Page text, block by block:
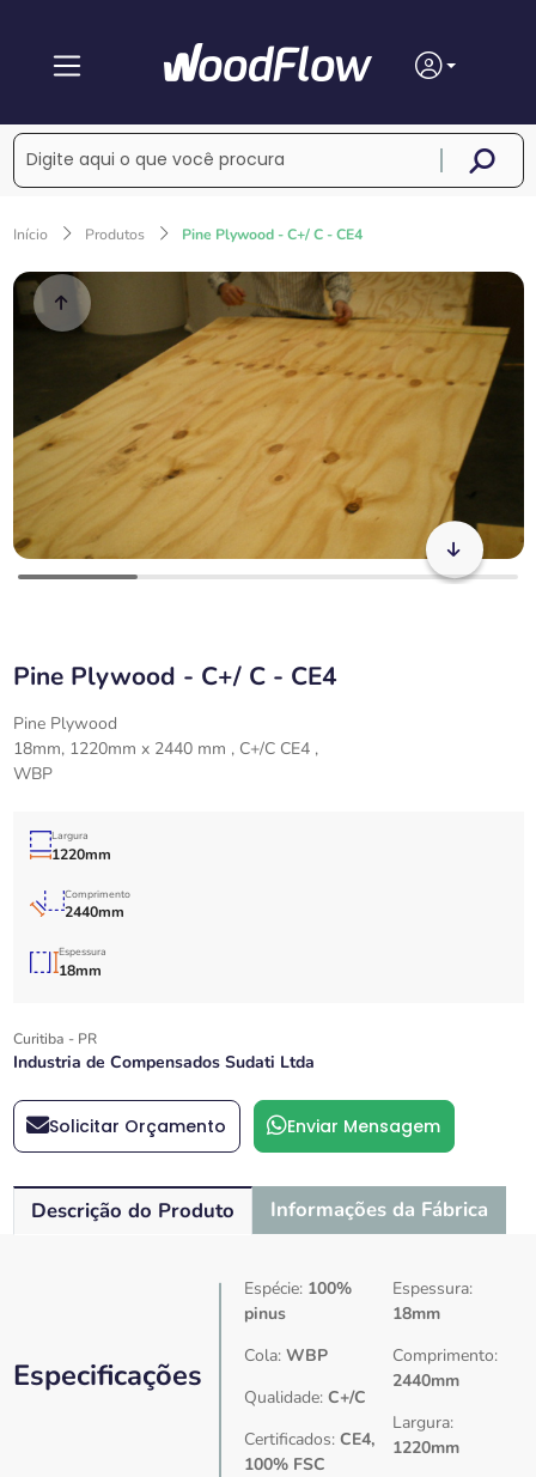
Início Produtos Pine Plywood - C+/ C - CE4
Pine Plywood - C+/ C - CE4
Pine Plywood
18mm, 1220mm x 2440 mm , C+/C CE4 ,
WBP
Largura
1220mm
Comprimento
2440mm
Espessura
18mm
Curitiba - PR
Industria de Compensados Sudati Ltda
Solicitar Orçamento Enviar Mensagem
Descrição do Produto Informações da Fábrica
Especificações
Espécie: 100%
pinus
Cola: WBP
Qualidade: C+/C
Certificados: CE4,
100% FSC
Espessura:
18mm
Comprimento:
2440mm
Largura:
1220mm